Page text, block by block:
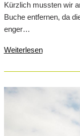
Kürzlich mussten wir
Buche entfernen, da
enger…
Weiterlesen